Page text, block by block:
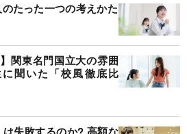
たった一つの考えかた
関東名門国立大の雰囲
聞いた「校風徹底比